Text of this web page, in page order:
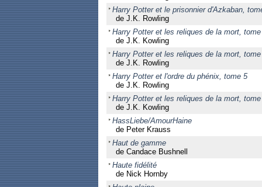
Harry Potter et le prisonnier d'Azkaban,
de J.K. Rowling
Harry Potter et les reliques de la mort, tome
de J.K. Kowling
Harry Potter et les reliques de la mort, tome
de J.K. Rowling
Harry Potter et l'ordre du phénix, tome 5
de J.K. Rowling
Harry Potter et les reliques de la mort, tome
de J.K. Kowling
HassLiebe/AmourHaine
de Peter Krauss
Haut de gamme
de Candace Bushnell
Haute fidélité
de Nick Hornby